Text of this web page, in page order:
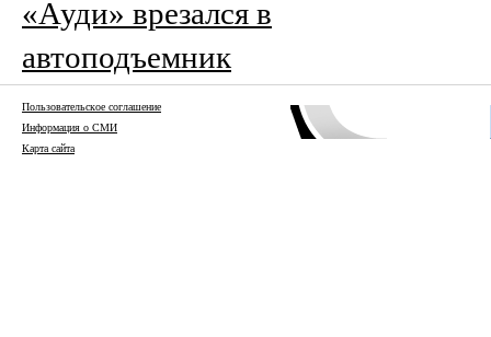
«Ауди» врезался в
автоподъемник
Пользовательское соглашение
Информация о СМИ
Карта сайта